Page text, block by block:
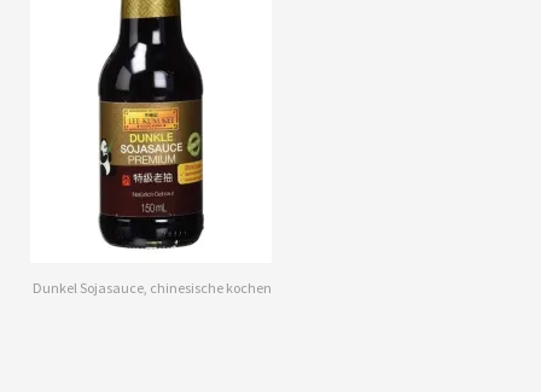
Dunkel Sojasauce, chinesische kochen